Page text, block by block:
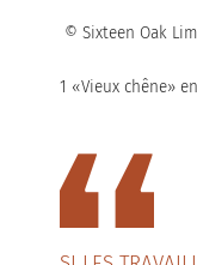
© Sixteen Oak
1 «Vieux chêne»